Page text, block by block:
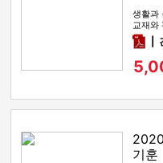
생활과
교재와
개정교
pdf
기훈